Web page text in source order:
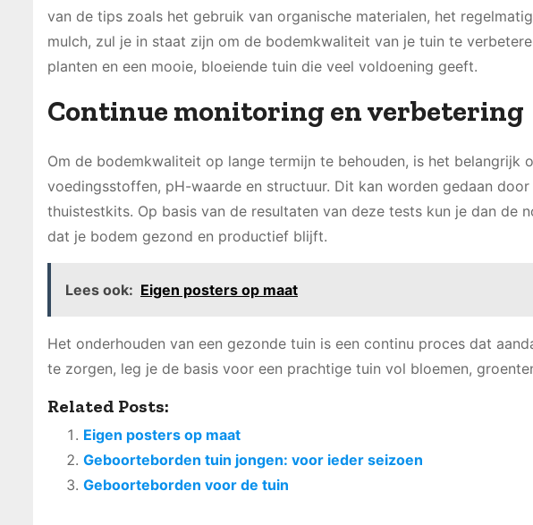
van de tips zoals het gebruik van organische materialen, het
mulch, zul je in staat zijn om de bodemkwaliteit van je tuin te
planten en een mooie, bloeiende tuin die veel voldoening geeft.
Continue monitoring en verbetering
Om de bodemkwaliteit op lange termijn te behouden, is het belangrijk
voedingsstoffen, pH-waarde en structuur. Dit kan worden gedaan
thuistestkits. Op basis van de resultaten van deze tests kun je dan de
dat je bodem gezond en productief blijft.
Lees ook: Eigen posters op maat
Het onderhouden van een gezonde tuin is een continu proces dat
te zorgen, leg je de basis voor een prachtige tuin vol bloemen,
Related Posts:
Eigen posters op maat
Geboorteborden tuin jongen: voor ieder seizoen
Geboorteborden voor de tuin